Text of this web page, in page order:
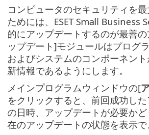
コンピュータのセキュリティを
ためには、ESET Small Business
的にアップデートするのが最善
ップデート]モジュールはプログ
およびシステムのコンポーネン
新情報であるようにします。
メインプログラムウィンドウの[
をクリックすると、前回成功し
の日時、アップデートが必要か
在のアップデートの状態を表示で